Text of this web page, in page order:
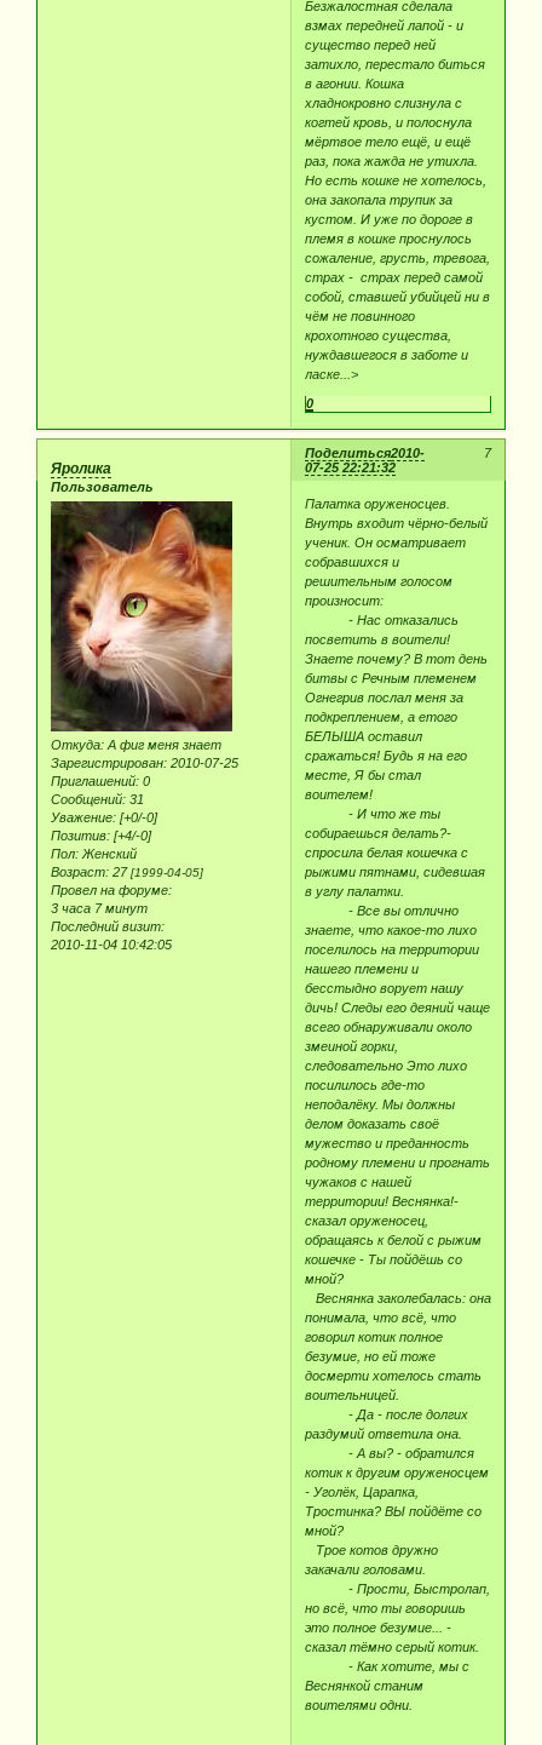
Безжалостная сделала
взмах передней лапой - и
существо перед ней
затихло, перестало биться
в агонии. Кошка
хладнокровно слизнула с
когтей кровь, и полоснула
мёртвое тело ещё, и ещё
раз, пока жажда не утихла.
Но есть кошке не хотелось,
она закопала трупик за
кустом. И уже по дороге в
племя в кошке проснулось
сожаление, грусть, тревога,
страх - страх перед самой
собой, ставшей убийцей ни в
чём не повинного
крохотного существа,
нуждавшегося в заботе и
ласке...>
0
Поделиться 7
2010-
07-25 22:21:32
Яролика
Пользователь
Откуда:А фиг меня знает
Зарегистрирован: 2010-07-25
Приглашений: 0
Сообщений: 31
Уважение: [+0/-0]
Позитив: [+4/-0]
Пол:Женский
Возраст: 27[1999-04-05]
Провел на форуме:
3 часа 7 минут
Последний визит:
2010-11-04 10:42:05
Палатка оруженосцев.
Внутрь входит чёрно-белый
ученик. Он осматривает
собравшихся и
решительным голосом
произносит:
- Нас отказались
посветить в воители!
Знаете почему? В тот день
битвы с Речным племенем
Огнегрив послал меня за
подкреплением, а етого
БЕЛЫША оставил
сражаться! Будь я на его
месте, Я бы стал
воителем!
- И что же ты
собираешься делать?-
спросила белая кошечка с
рыжими пятнами, сидевшая
в углу палатки.
- Все вы отлично
знаете, что какое-то лихо
поселилось на территории
нашего племени и
бесстыдно ворует нашу
дичь! Следы его деяний чаще
всего обнаруживали около
змеиной горки,
следовательно Это лихо
посилилось где-то
неподалёку. Мы должны
делом доказать своё
мужество и преданность
родному племени и прогнать
чужаков с нашей
территории! Веснянка!-
сказал оруженосец,
обращаясь к белой с рыжим
кошечке - Ты пойдёшь со
мной?
Веснянка заколебалась: она
понимала, что всё, что
говорил котик полное
безумие, но ей тоже
досмерти хотелось стать
воительницей.
- Да - после долгих
раздумий ответила она.
- А вы? - обратился
котик к другим оруженосцем
- Уголёк, Царапка,
Тростинка? ВЫ пойдёте со
мной?
Трое котов дружно
закачали головами.
- Прости, Быстролап,
но всё, что ты говоришь
это полное безумие... -
сказал тёмно серый котик.
- Как хотите, мы с
Веснянкой станим
воителями одни.